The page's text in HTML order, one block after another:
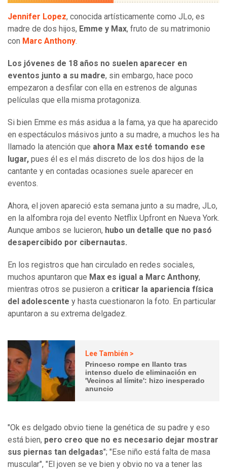
Jennifer Lopez, conocida artísticamente como JLo, es
madre de dos hijos, Emme y Max, fruto de su matrimonio
con Marc Anthony.
Los jóvenes de 18 años no suelen aparecer en
eventos junto a su madre, sin embargo, hace poco
empezaron a desfilar con ella en estrenos de algunas
películas que ella misma protagoniza.
Si bien Emme es más asidua a la fama, ya que ha aparecido
en espectáculos másivos junto a su madre, a muchos les ha
llamado la atención que ahora Max esté tomando ese
lugar, pues él es el más discreto de los dos hijos de la
cantante y en contadas ocasiones suele aparecer en
eventos.
Ahora, el joven apareció esta semana junto a su madre, JLo,
en la alfombra roja del evento Netflix Upfront en Nueva York.
Aunque ambos se lucieron, hubo un detalle que no pasó
desapercibido por cibernautas.
En los registros que han circulado en redes sociales,
muchos apuntaron que Max es igual a Marc Anthony,
mientras otros se pusieron a criticar la apariencia física
del adolescente y hasta cuestionaron la foto. En particular
apuntaron a su extrema delgadez.
Lee También >
Princeso rompe en llanto tras
intenso duelo de eliminación en
'Vecinos al límite': hizo inesperado
anuncio
"Ok es delgado obvio tiene la genética de su padre y eso
está bien, pero creo que no es necesario dejar mostrar
sus piernas tan delgadas"; "Ese niño está falta de masa
muscular", "El joven se ve bien y obvio no va a tener las